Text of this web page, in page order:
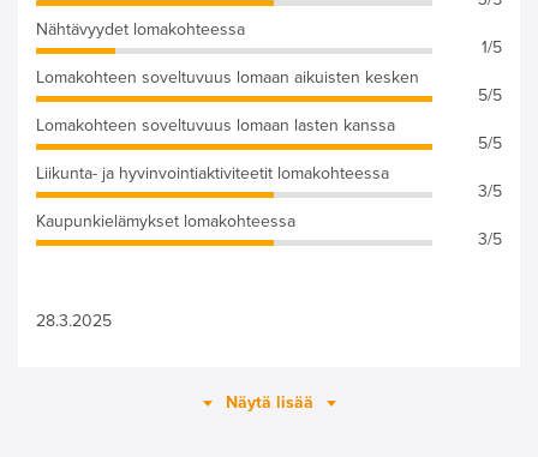
Nähtävyydet lomakohteessa
1/5
Lomakohteen soveltuvuus lomaan aikuisten kesken
5/5
Lomakohteen soveltuvuus lomaan lasten kanssa
5/5
Liikunta- ja hyvinvointiaktiviteetit lomakohteessa
3/5
Kaupunkielämykset lomakohteessa
3/5
28.3.2025
Näytä lisää